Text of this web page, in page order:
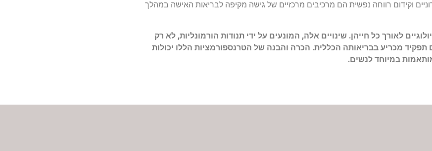
וקידום רווחה נפשית הם מרכיבים מרכזיים של גישה מקיפה לבריאות האישה במהלך
לאורך כל חייהן. שינויים אלה, המונעים על ידי תנודות הורמונליות, לא רק
מכריע בבריאותה הכללית. הכרה והבנה של הטרנספורמציות הללו יכולות
במיוחד לנשים.